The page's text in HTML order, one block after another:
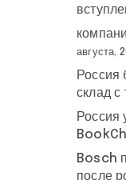
августа,
Россия
склад с
Россия
Bosch
после